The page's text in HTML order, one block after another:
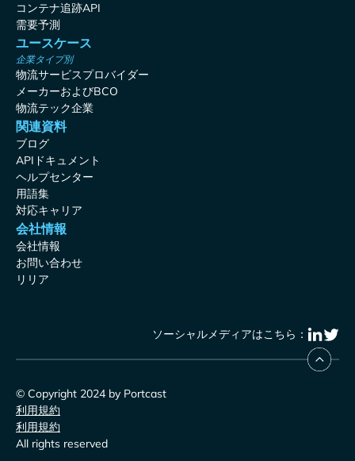
コンテナ追跡API
需要予測
ユースケース
企業タイプ別
物流サービスプロバイダー
メーカーおよびBCO
物流テック企業
関連資料
ブログ
APIドキュメント
ヘルプセンター
用語集
対応キャリア
会社情報
会社情報
お問い合わせ
リリア
ソーシャルメディアはこちら：
© Copyright 2024 by Portcast
利用規約
利用規約
All rights reserved